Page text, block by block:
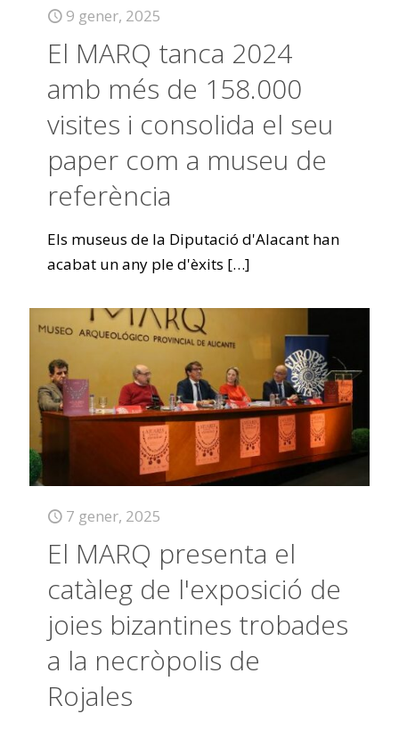
9 gener, 2025
El MARQ tanca 2024
amb més de 158.000
visites i consolida el seu
paper com a museu de
referència
Els museus de la Diputació d'Alacant han
acabat un any ple d'èxits […]
7 gener, 2025
El MARQ presenta el
catàleg de l'exposició de
joies bizantines trobades
a la necròpolis de
Rojales